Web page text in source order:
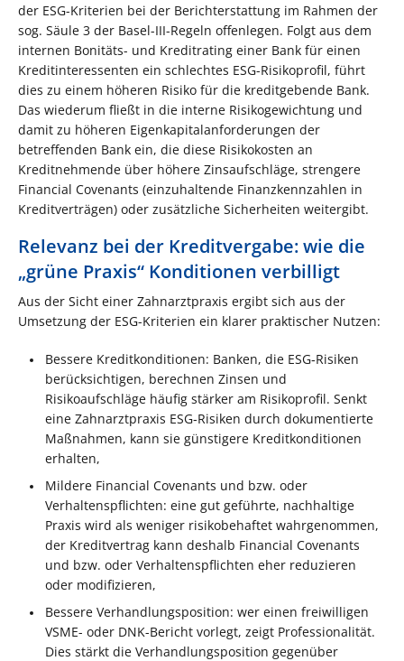
der ESG-Kriterien bei der Berichterstattung im Rahmen der
sog. Säule 3 der Basel-III-Regeln offenlegen. Folgt aus dem
internen Bonitäts- und Kreditrating einer Bank für einen
Kreditinteressenten ein schlechtes ESG-Risikoprofil, führt
dies zu einem höheren Risiko für die kreditgebende Bank.
Das wiederum fließt in die interne Risikogewichtung und
damit zu höheren Eigenkapitalanforderungen der
betreffenden Bank ein, die diese Risikokosten an
Kreditnehmende über höhere Zinsaufschläge, strengere
Financial Covenants (einzuhaltende Finanzkennzahlen in
Kreditverträgen) oder zusätzliche Sicherheiten weitergibt.
Relevanz bei der Kreditvergabe: wie die
„grüne Praxis“ Konditionen verbilligt
Aus der Sicht einer Zahnarztpraxis ergibt sich aus der
Umsetzung der ESG-Kriterien ein klarer praktischer Nutzen:
Bessere Kreditkonditionen: Banken, die ESG‑Risiken
berücksichtigen, berechnen Zinsen und
Risikoaufschläge häufig stärker am Risikoprofil. Senkt
eine Zahnarztpraxis ESG‑Risiken durch dokumentierte
Maßnahmen, kann sie günstigere Kreditkonditionen
erhalten,
Mildere Financial Covenants und bzw. oder
Verhaltenspflichten: eine gut geführte, nachhaltige
Praxis wird als weniger risikobehaftet wahrgenommen,
der Kreditvertrag kann deshalb Financial Covenants
und bzw. oder Verhaltenspflichten eher reduzieren
oder modifizieren,
Bessere Verhandlungsposition: wer einen freiwilligen
VSME- oder DNK-Bericht vorlegt, zeigt Professionalität.
Dies stärkt die Verhandlungsposition gegenüber